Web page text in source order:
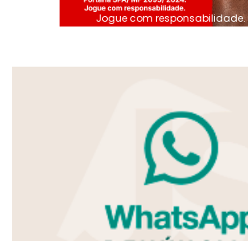
Jogue com responsabilidade.